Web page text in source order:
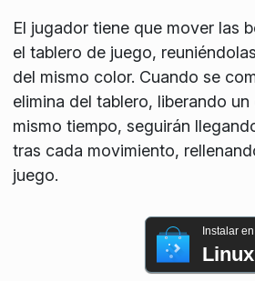
El jugador tiene que mover las
el tablero de juego,
del mismo color. Cuando se
elimina del tablero, liberando
mismo tiempo, seguirán
tras cada movimiento,
juego.
Instalar en
Linux